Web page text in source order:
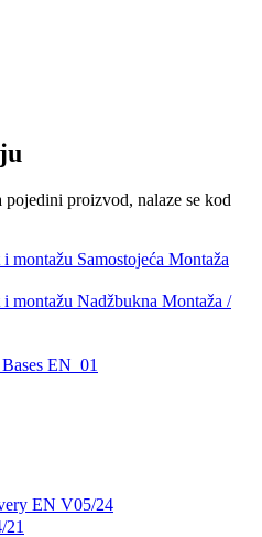
proizvod, nalaze se kod
montažu Samostojeća Montaža
montažu Nadžbukna Montaža /
EN_01
EN V05/24